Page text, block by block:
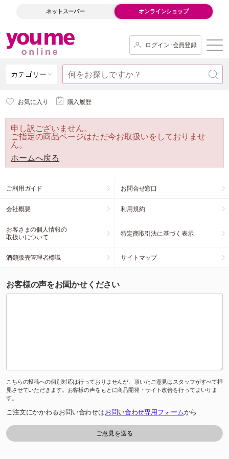
ネットスーパー オンラインショップ
ログイン･会員登録
カテゴリー
お気に入り 購入履歴
申し訳ございません。
ご指定の商品ページはただ今お取扱いをしておりませ
ん。
ホームへ戻る
ご利用ガイド お問合せ窓口
会社概要 利用規約
お客さまの個人情報の
取扱いについて
特定商取引法に基づく表示
酒類販売管理者標識 サイトマップ
お客様の声をお聞かせください
こちらの投稿への個別対応は行っておりませんが、頂いたご意見はスタッフがすべて拝
見させていただきます。お客様の声をもとに商品開発・サイト改善を行ってまいりま
す。
ご注文にかかわるお問い合わせはお問い合わせ専用フォームから